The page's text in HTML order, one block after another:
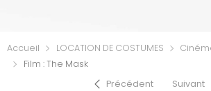
Accueil LOCATION DE COSTUMES
Film : The Mask
Précédent
Suivant